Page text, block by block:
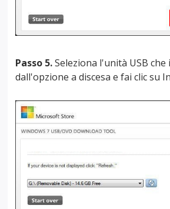
Passo 5.Seleziona l'unità USB
dall'opzione a discesa e fai clic su